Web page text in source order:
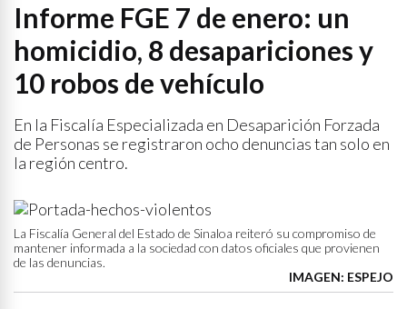
Informe FGE 7 de enero: un
homicidio, 8 desapariciones y
10 robos de vehículo
En la Fiscalía Especializada en Desaparición Forzada
de Personas se registraron ocho denuncias tan solo en
la región centro.
La Fiscalía General del Estado de Sinaloa reiteró su compromiso de
mantener informada a la sociedad con datos oficiales que provienen
de las denuncias.
IMAGEN: ESPEJO